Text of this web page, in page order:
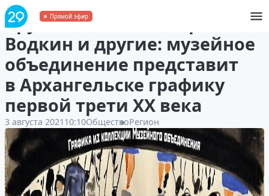
Прямой эфир
Врубель, Фальк, Петров-
Водкин и другие: музейное
объединение представит
в Архангельске графику
первой трети ХХ века
3 августа 2021 10:10ОбществоРегион